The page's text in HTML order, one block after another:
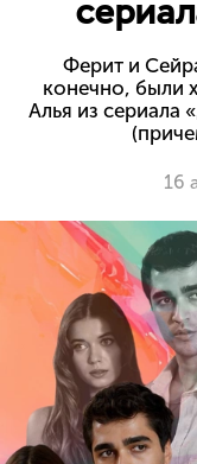
Ферит и
конечно, были
Алья из сериала
16